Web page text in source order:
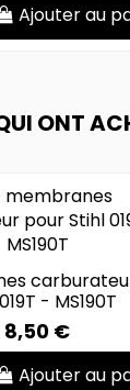
Ajouter au
ONT
- MS190T
8,50 €
Ajouter au